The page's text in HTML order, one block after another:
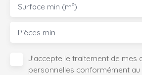
Surface min (m²)
Pièces min
J'accepte le traitement de mes
personnelles conformément au